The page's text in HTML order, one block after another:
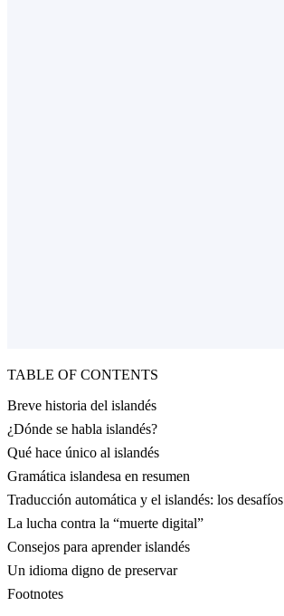
TABLE OF CONTENTS
Breve historia del islandés
¿Dónde se habla islandés?
Qué hace único al islandés
Gramática islandesa en resumen
Traducción automática y el islandés: los desafíos
La lucha contra la “muerte digital”
Consejos para aprender islandés
Un idioma digno de preservar
Footnotes